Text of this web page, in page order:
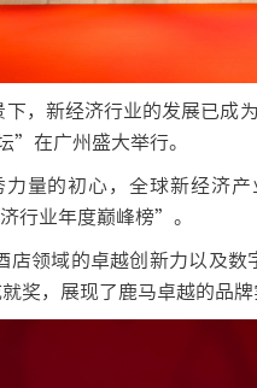
，新经济行业的发展已成
”在广州盛大举行。
量的初心，全球新经济
行业年度巅峰榜”。
领域的卓越创新力以及
奖，展现了鹿马卓越的品牌